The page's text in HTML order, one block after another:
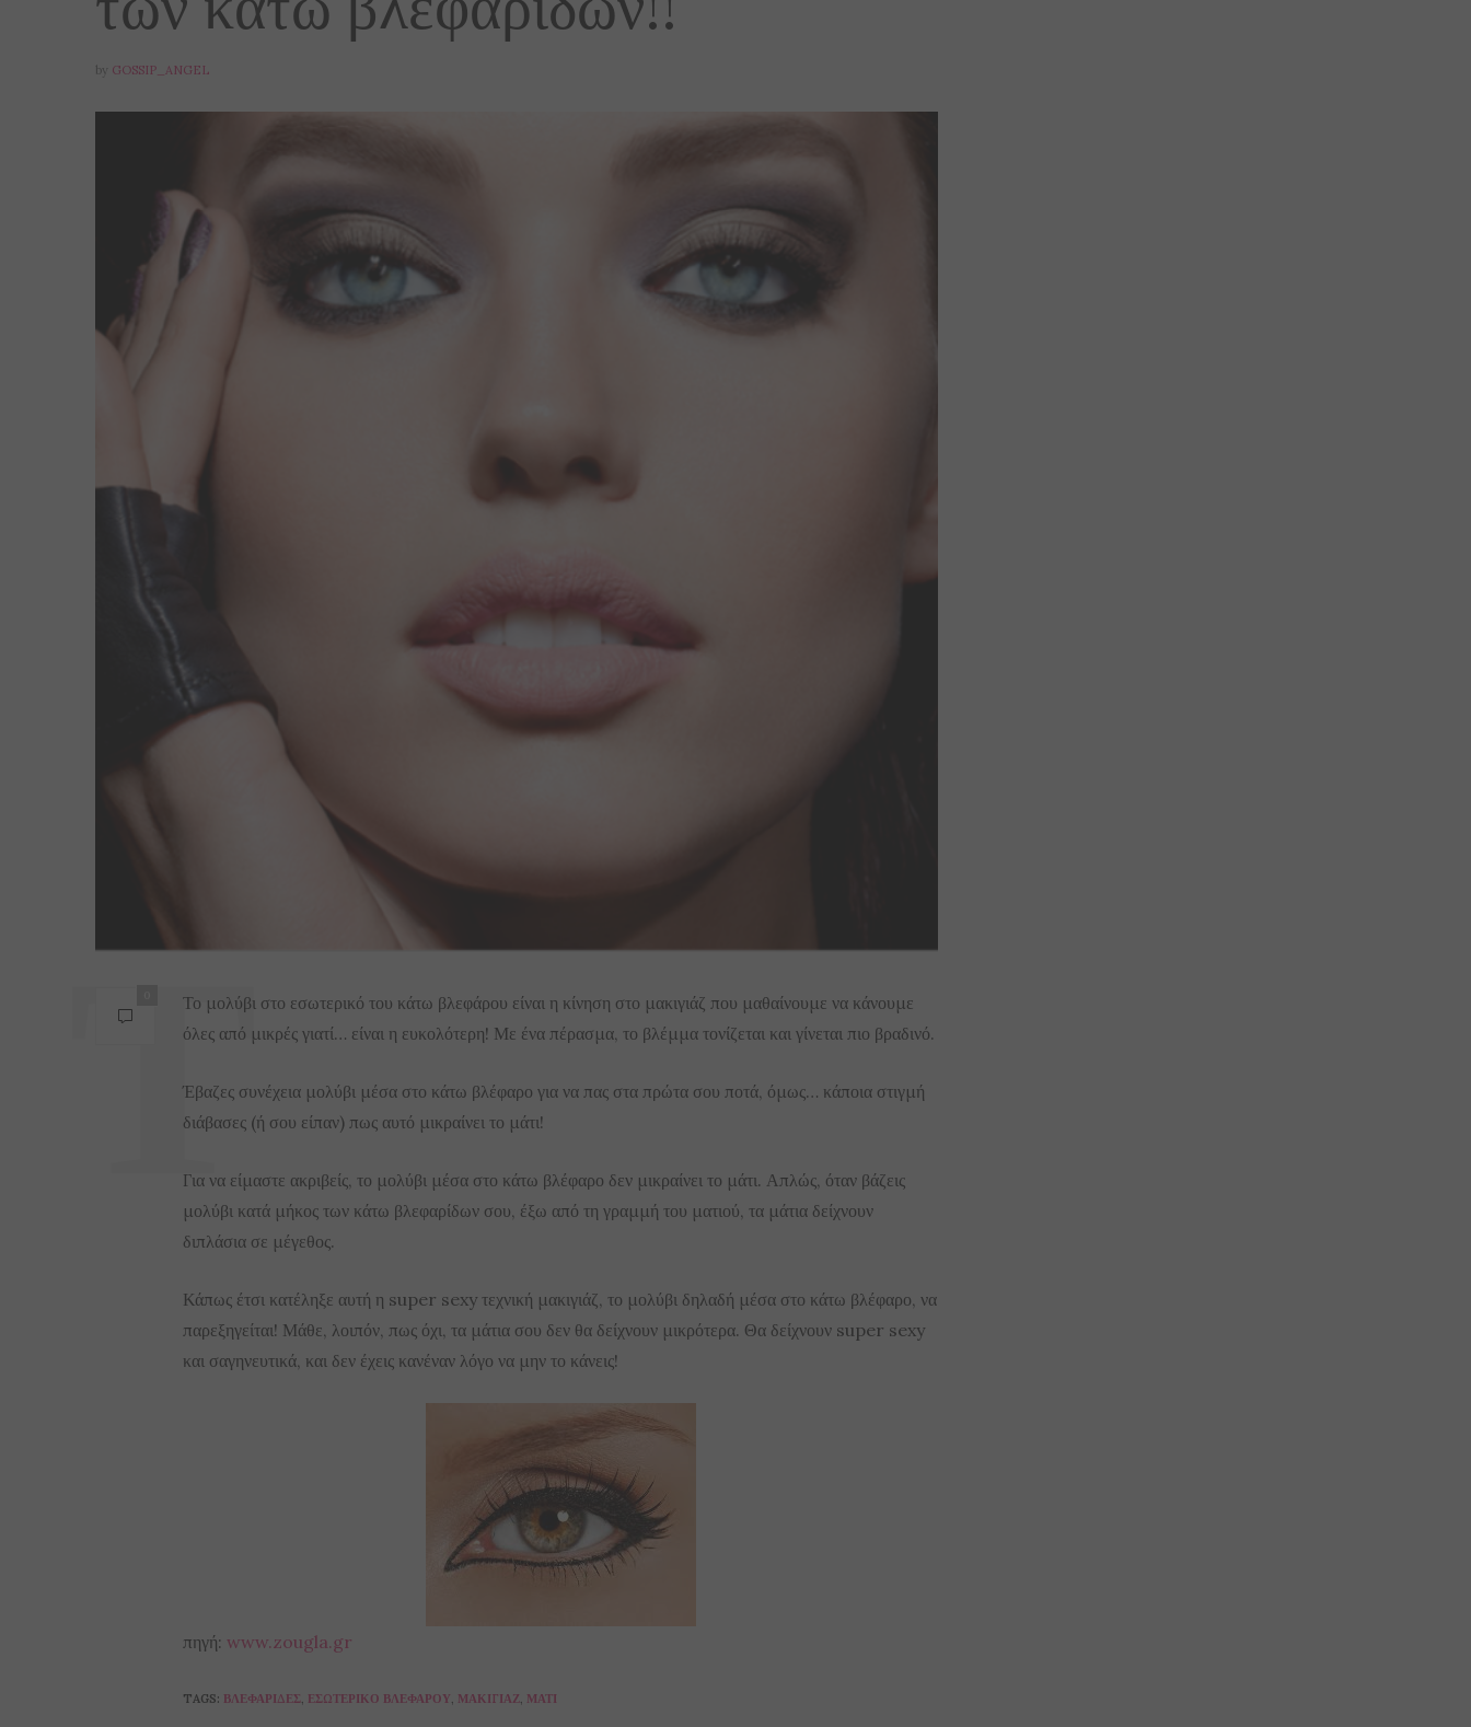
by GOSSIP_ANGEL
Το μολύβι στο εσωτερικό του κάτω βλεφάρου είναι η κίνηση στο μακιγιάζ που μαθαίνουμε να κάνουμε
όλες από μικρές γιατί… είναι η ευκολότερη! Με ένα πέρασμα, το βλέμμα τονίζεται και γίνεται πιο βραδινό.
Έβαζες συνέχεια μολύβι μέσα στο κάτω βλέφαρο για να πας στα πρώτα σου ποτά, όμως… κάποια στιγμή
διάβασες (ή σου είπαν) πως αυτό μικραίνει το μάτι!
Για να είμαστε ακριβείς, το μολύβι μέσα στο κάτω βλέφαρο δεν μικραίνει το μάτι. Απλώς, όταν βάζεις
μολύβι κατά μήκος των κάτω βλεφαρίδων σου, έξω από τη γραμμή του ματιού, τα μάτια δείχνουν
διπλάσια σε μέγεθος.
Κάπως έτσι κατέληξε αυτή η super sexy τεχνική μακιγιάζ, το μολύβι δηλαδή μέσα στο κάτω βλέφαρο, να
παρεξηγείται! Μάθε, λοιπόν, πως όχι, τα μάτια σου δεν θα δείχνουν μικρότερα. Θα δείχνουν super sexy
και σαγηνευτικά, και δεν έχεις κανέναν λόγο να μην το κάνεις!
πηγή: www.zougla.gr
TAGS: ΒΛΕΦΑΡΊΔΕΣ, ΕΣΩΤΕΡΙΚΌ ΒΛΕΦΆΡΟΥ, ΜΑΚΙΓΙΆΖ, ΜΆΤΙ